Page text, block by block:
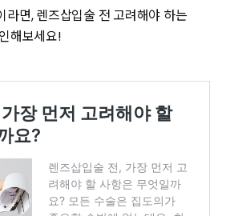
라면, 렌즈삽입술 전 고려해야 하는
해보세요!